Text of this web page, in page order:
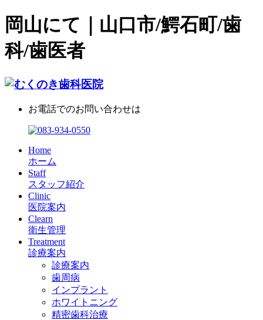
岡山にて｜山口市/鰐石町/歯
科/歯医者
お電話でのお問い合わせは
Home
ホーム
Staff
スタッフ紹介
Clinic
医院案内
Clearn
衛生管理
Treatment
診療案内
診療案内
歯周病
インプラント
ホワイトニング
精密歯科治療